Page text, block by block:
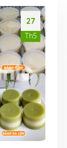
27
Th5